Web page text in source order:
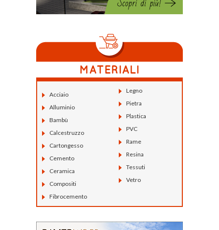
Acciaio
Alluminio
Bambù
Calcestruzzo
Cartongesso
Cemento
Ceramica
Compositi
Fibrocemento
Legno
Pietra
Plastica
PVC
Rame
Resina
Tessuti
Vetro